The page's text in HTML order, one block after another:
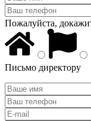
Пожалуйста,
Письмо директору